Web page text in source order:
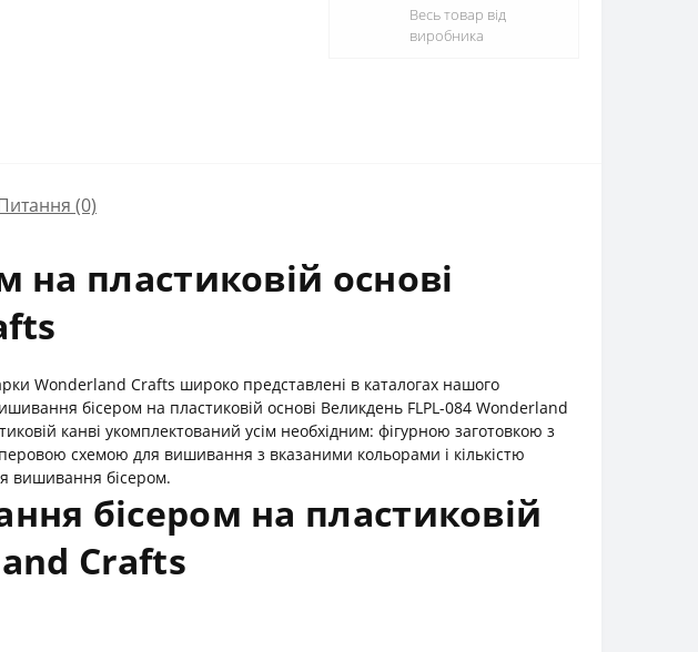
Весь товар від
виробника
(0)
пластиковій основі
Wonderland Crafts широко представлені в каталогах нашого
бісером на пластиковій основі Великдень FLPL-084 Wonderland
канві укомплектований усім необхідним: фігурною заготовкою з
схемою для вишивання з вказаними кольорами і кількістю
вишивання бісером.
бісером на пластиковій
Crafts